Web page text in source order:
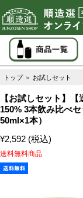
トップ ＞ お試しセット
【お試しセット】
150% 3本飲み比べ
50ml×1本）
¥2,592 (税込)
送料無料商品